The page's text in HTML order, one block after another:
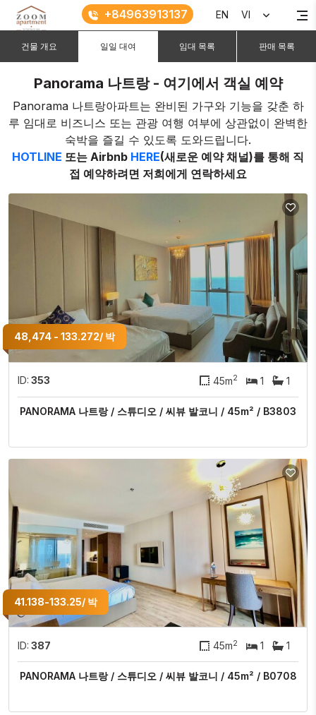
+84963913137 EN VI
건물 개요 일일 대여 임대 목록 판매 목록
Panorama 나트랑 - 여기에서 객실 예약
Panorama 나트랑아파트는 완비된 가구와 기능을 갖춘 하
루 임대로 비즈니스 또는 관광 여행 여부에 상관없이 완벽한
숙박을 즐길 수 있도록 도와드립니다.
HOTLINE 또는 Airbnb HERE(새로운 예약 채널)를 통해 직
접 예약하려면 저희에게 연락하세요
48,474 - 133.272/ 박
ID: 353 45m2 1 1
PANORAMA 나트랑 / 스튜디오 / 씨뷰 발코니 / 45m² / B3803
41.138-133.25/ 박
ID: 387 45m2 1 1
PANORAMA 나트랑 / 스튜디오 / 씨뷰 발코니 / 45m² / B0708